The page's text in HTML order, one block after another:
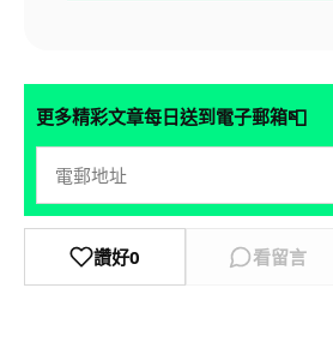
更多精彩文章每日送到電子郵箱📮
讚好0 看留言